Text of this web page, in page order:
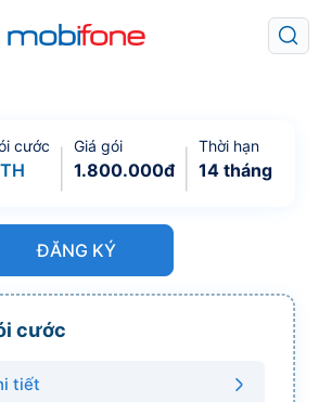
cước Giá gói
1.800.000đ
Thời hạn
14 tháng
ĐĂNG KÝ
cước
tiết